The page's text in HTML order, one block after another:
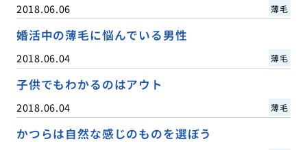
2018.06.06 薄毛
婚活中の薄毛に悩んでいる男性
2018.06.04 薄毛
子供でもわかるのはアウト
2018.06.04 薄毛
かつらは自然な感じのものを選ぼう